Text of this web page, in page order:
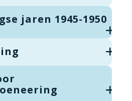
jaren 1945-1950